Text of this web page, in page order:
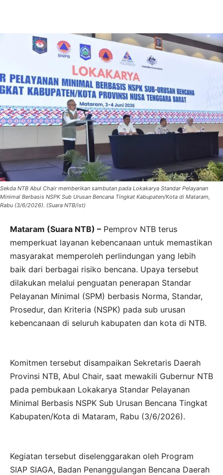
Sekda NTB Abul Chair memberikan sambutan pada Lokakarya Standar Pelayanan
Minimal Berbasis NSPK Sub Urusan Bencana Tingkat Kabupaten/Kota di Mataram,
Rabu (3/6/2026). (Suara NTB/ist)
Mataram (Suara NTB) – Pemprov NTB terus
memperkuat layanan kebencanaan untuk memastikan
masyarakat memperoleh perlindungan yang lebih
baik dari berbagai risiko bencana. Upaya tersebut
dilakukan melalui penguatan penerapan Standar
Pelayanan Minimal (SPM) berbasis Norma, Standar,
Prosedur, dan Kriteria (NSPK) pada sub urusan
kebencanaan di seluruh kabupaten dan kota di NTB.
Komitmen tersebut disampaikan Sekretaris Daerah
Provinsi NTB, Abul Chair, saat mewakili Gubernur NTB
pada pembukaan Lokakarya Standar Pelayanan
Minimal Berbasis NSPK Sub Urusan Bencana Tingkat
Kabupaten/Kota di Mataram, Rabu (3/6/2026).
Kegiatan tersebut diselenggarakan oleh Program
SIAP SIAGA, Badan Penanggulangan Bencana Daerah